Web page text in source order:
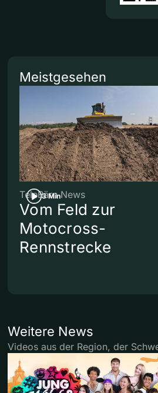
Meistgesehen
3 Min
TeleBärn News
Vom Feld zur
Motocross-
Rennstrecke
Weitere News
Videos aus der Region, der